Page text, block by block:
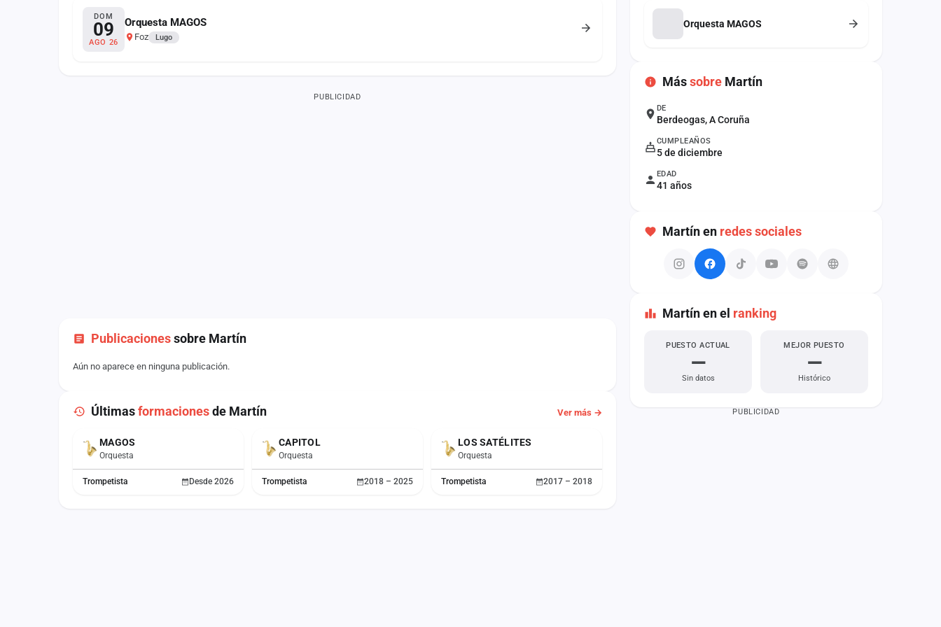
DOM
09
AGO 26
Orquesta MAGOS
Foz Lugo
PUBLICIDAD
Publicacionessobre Martín
Aún no aparece en ninguna publicación.
Últimasformacionesde Martín Ver más →
ACTUALMAGOS
Orquesta
Trompetista Desde 2026
CAPITOL
Orquesta
Trompetista 2018 – 2025
LOS SATÉLITES
Orquesta
Trompetista 2017 – 2018
Orquesta MAGOS
Mássobre Martín
DE
Berdeogas, A Coruña
CUMPLEAÑOS
5 de diciembre
EDAD
41 años
Martín en redes sociales
Martín en el ranking
PUESTO ACTUAL
—
Sin datos
MEJOR PUESTO
—
Histórico
PUBLICIDAD